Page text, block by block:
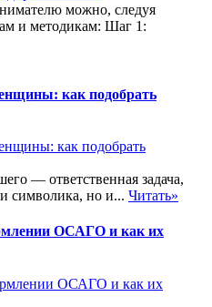
можно, следуя
и методикам: Шаг 1:
как подобрать
— ответственная задача,
символика, но и... Читать»
ОСАГО и как их